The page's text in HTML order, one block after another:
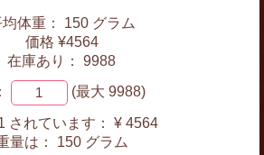
体重： 150 グラム
価格 ¥4564
在庫あり： 9988
(最大 9988)
されています：
¥ 4564
量は： 150 グラム